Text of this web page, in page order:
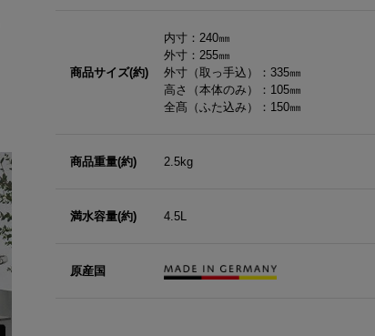
商品サイズ(約)
内寸：240㎜
外寸：255㎜
外寸（取っ手込）：335㎜
高さ（本体のみ）：105㎜
全髙（ふた込み）：150㎜
商品重量(約) 2.5kg
満水容量(約) 4.5L
原産国